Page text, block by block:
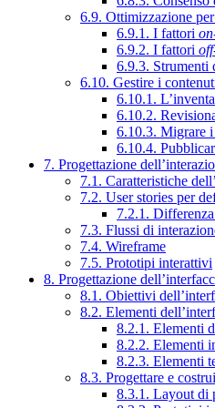
6.9. Ottimizzazione
6.9.1. I fattori
6.9.2. I fattori
6.9.3. Strumenti
6.10. Gestire i
6.10.1.
6.10.2.
6.10.3. Migrare
6.10.4.
7. Progettazione
7.1. Caratteristiche
7.2. User stories per
7.2.1.
7.3. Flussi di
7.4. Wireframe
7.5. Prototipi interattivi
8. Progettazione
8.1. Obiettivi
8.2. Elementi
8.2.1. Elementi
8.2.2. Elementi
8.2.3. Elementi
8.3. Progettare e
8.3.1. Layout di